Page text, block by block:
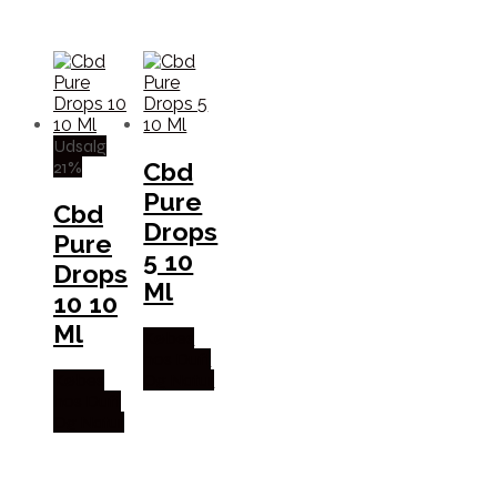
Udsalg
21%
Cbd
Pure
Drops
10 10
Ml
Cbd
Pure
Drops
5 10
Ml